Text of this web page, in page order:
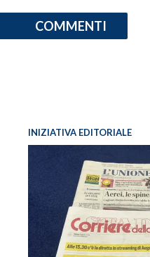
COMMENTI
INIZIATIVA EDITORIALE